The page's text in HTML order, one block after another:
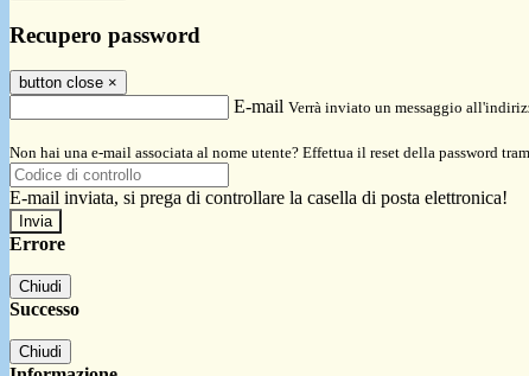
Recupero password
button close ×
E-mail Verrà inviato un messaggio
Non hai una e-mail associata al nome utente? Effettua il reset della password
E-mail inviata, si prega di controllare la casella di posta elettronica!
Errore
Chiudi
Successo
Chiudi